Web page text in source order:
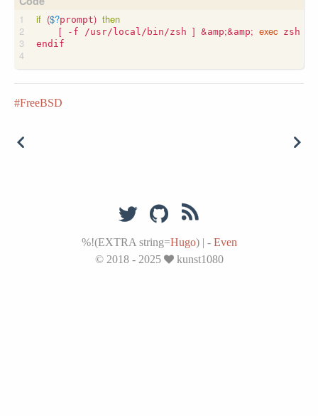
if ($?prompt) then
[ -f /usr/local/bin/zsh ] &amp;&amp; exec zsh
endif
FreeBSD
%!(EXTRA string=Hugo) | - Even
© 2018 - 2025
kunst1080